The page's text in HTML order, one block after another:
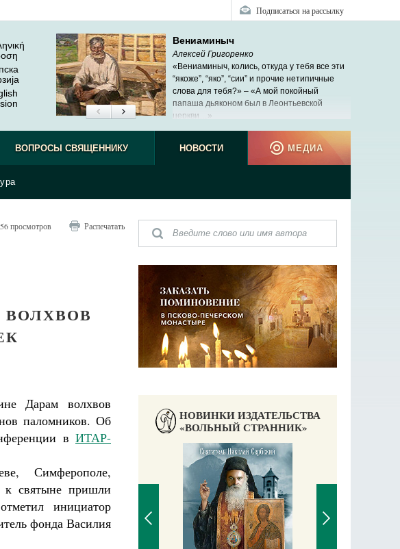
Подписаться на рассылку
Вениаминыч
Алексей Григоренко
«Вениаминыч, колись, откуда у тебя все эти
“якоже”, “яко”, “сии” и прочие нетипичные
слова для тебя?» – «А мой покойный
папаша дьяконом был в Леонтьевской
церкви…»
ВОПРОСЫ СВЯЩЕННИКУ НОВОСТИ МЕДИА
просмотров Распечатать
ВОЛХВОВ
Дарам волхвов
паломников. Об
в ИТАР-
Симферополе,
к святыне пришли
инициатор
фонда Василия
НОВИНКИ ИЗДАТЕЛЬСТВА
«ВОЛЬНЫЙ СТРАННИК»
Георгий Победоносец. Научись у
Роман Котов